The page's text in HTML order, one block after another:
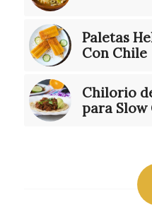
Paletas
Con Chile
Chilorio
para Slow